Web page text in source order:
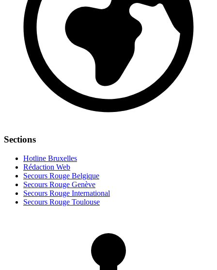
Sections
Hotline Bruxelles
Rédaction Web
Secours Rouge Belgique
Secours Rouge Genève
Secours Rouge International
Secours Rouge Toulouse